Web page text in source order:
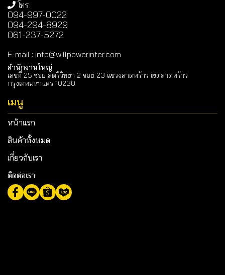
โทร.
094-997-0022
094-294-8929
061-237-5272
E-mail : info@willpowerinter.com
สำนักงานใหญ่
เลขที่ 25 ซอย สตรีวิทยา 2 ซอย 23 แขวงลาดพร้าว เขตลาดพร้าว
กรุงเทพมหานคร 10230
เมนู
หน้าแรก
สินค้าทั้งหมด
เกี่ยวกับเรา
ติดต่อเรา